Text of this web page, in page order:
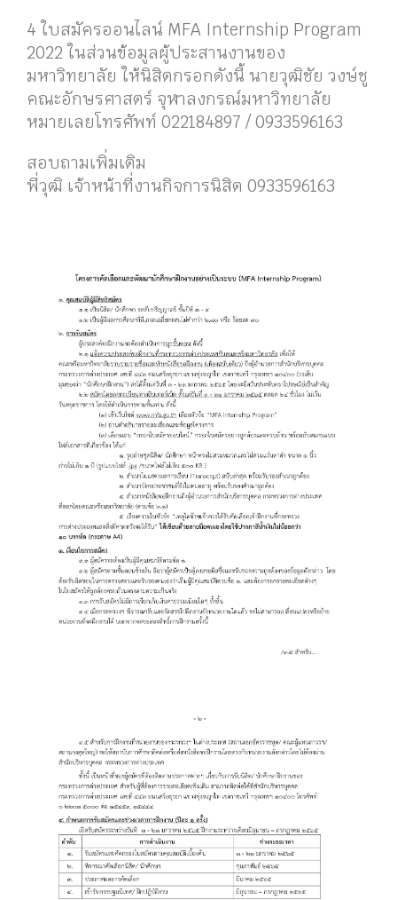
4 ใบสมัครออนไลน์ MFA Internship Program
2022 ในส่วนข้อมูลผู้ประสานงานของ
มหาวิทยาลัย ให้นิสิตกรอกดังนี้ นายวุฒิชัย วงษ์ชู
คณะอักษรศาสตร์ จุฬาลงกรณ์มหาวิทยาลัย
หมายเลยโทรศัพท์ 022184897 / 0933596163
สอบถามเพิ่มเติม
พี่วุฒิ เจ้าหน้าที่งานกิจการนิสิต 0933596163